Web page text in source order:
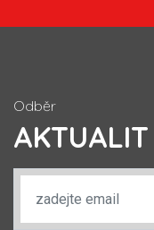
Odběr
AKTUALIT